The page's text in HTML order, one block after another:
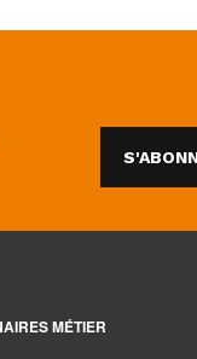
MÉTIER